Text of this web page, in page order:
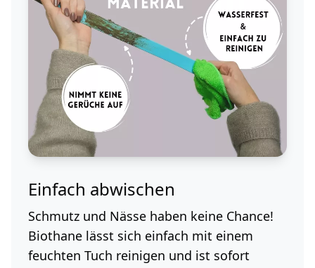
Einfach abwischen
Schmutz und Nässe haben keine Chance!
Biothane lässt sich einfach mit einem
feuchten Tuch reinigen und ist sofort